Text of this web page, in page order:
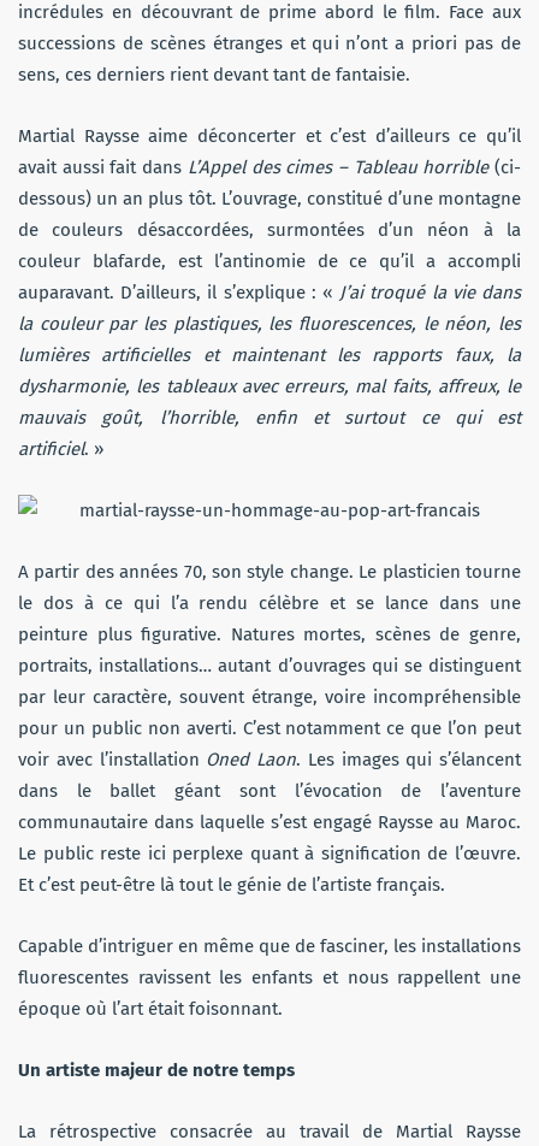
incrédules en découvrant de prime abord le film. Face aux
successions de scènes étranges et qui n’ont a priori pas de
sens, ces derniers rient devant tant de fantaisie.
Martial Raysse aime déconcerter et c’est d’ailleurs ce qu’il
avait aussi fait dans L’Appel des cimes – Tableau horrible(ci-
dessous) un an plus tôt. L’ouvrage, constitué d’une montagne
de couleurs désaccordées, surmontées d’un néon à la
couleur blafarde, est l’antinomie de ce qu’il a accompli
auparavant. D’ailleurs, il s’explique : « J’ai troqué la vie dans
la couleur par les plastiques, les fluorescences, le néon, les
lumières artificielles et maintenant les rapports faux, la
dysharmonie, les tableaux avec erreurs, mal faits, affreux, le
mauvais goût, l’horrible, enfin et surtout ce qui est
artificiel. »
A partir des années 70, son style change. Le plasticien tourne
le dos à ce qui l’a rendu célèbre et se lance dans une
peinture plus figurative. Natures mortes, scènes de genre,
portraits, installations… autant d’ouvrages qui se distinguent
par leur caractère, souvent étrange, voire incompréhensible
pour un public non averti. C’est notamment ce que l’on peut
voir avec l’installation Oned Laon. Les images qui s’élancent
dans le ballet géant sont l’évocation de l’aventure
communautaire dans laquelle s’est engagé Raysse au Maroc.
Le public reste ici perplexe quant à signification de l’œuvre.
Et c’est peut-être là tout le génie de l’artiste français.
Capable d’intriguer en même que de fasciner, les installations
fluorescentes ravissent les enfants et nous rappellent une
époque où l’art était foisonnant.
Un artiste majeur de notre temps
La rétrospective consacrée au travail de Martial Raysse